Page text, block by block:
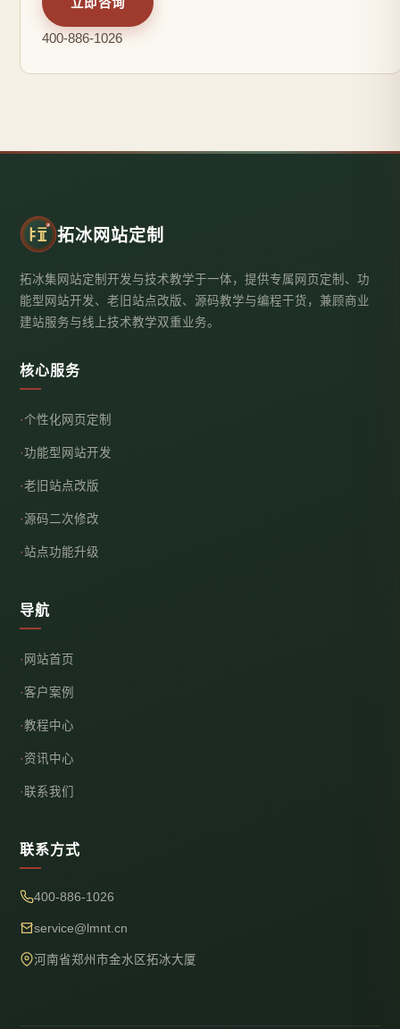
400-886-1026
拓冰网站定制
拓冰集网站定制开发与技术教学于一体，提供专属网页定制、功
能型网站开发、老旧站点改版、源码教学与编程干货，兼顾商业
建站服务与线上技术教学双重业务。
核心服务
个性化网页定制
功能型网站开发
老旧站点改版
源码二次修改
站点功能升级
导航
网站首页
客户案例
教程中心
资讯中心
联系我们
联系方式
400-886-1026
service@lmnt.cn
河南省郑州市金水区拓冰大厦